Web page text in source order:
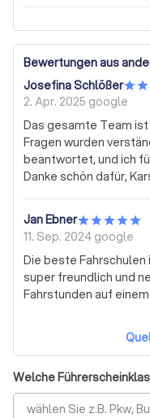
Bewertungen aus
Josefina Schlößer
2. Apr. 2025 google
Das gesamte Team
Fragen wurden
beantwortet, und ich
Danke schön dafür,
Jan Ebner
11. Sep. 2024 google
Die beste Fahrschulen
super freundlich und nett. Fährt
Fahrstunden auf
Welche
wählen Sie z.B. Pkw,